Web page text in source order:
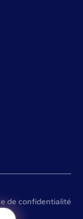
de confidentialité